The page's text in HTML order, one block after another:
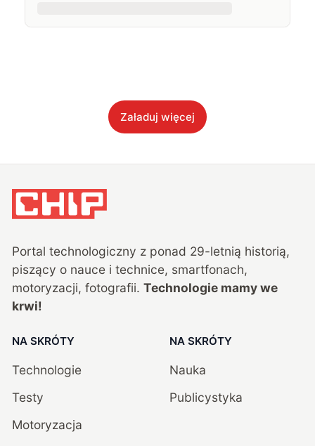
Załaduj więcej
Portal technologiczny z ponad 29-letnią historią,
piszący o nauce i technice, smartfonach,
motoryzacji, fotografii. Technologie mamy we
krwi!
NA SKRÓTY
Technologie
Testy
Motoryzacja
NA SKRÓTY
Nauka
Publicystyka